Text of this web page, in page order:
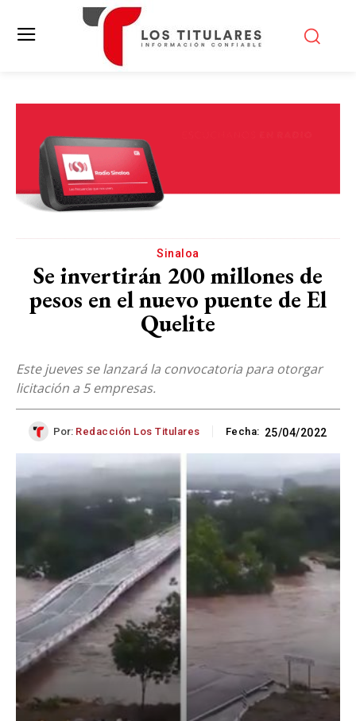
Sinaloa
Se invertirán 200 millones de
pesos en el nuevo puente de El
Quelite
Este jueves se lanzará la convocatoria para otorgar
licitación a 5 empresas.
Por: Redacción Los Titulares Fecha: 25/04/2022